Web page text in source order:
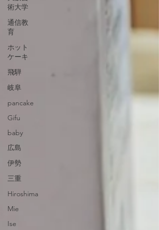
術大学
通信教
育
ホット
ケーキ
飛騨
岐阜
pancake
Gifu
baby
広島
伊勢
三重
Hiroshima
Mie
Ise